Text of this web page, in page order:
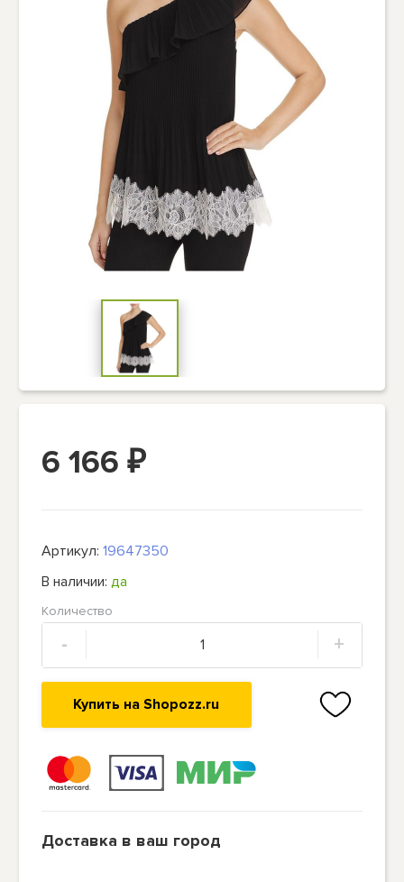
6 166₽
Артикул:19647350
В наличии:да
Количество
- +
Купить на Shopozz.ru
Доставка в ваш город